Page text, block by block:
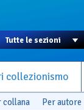
collezionismo
collana Per autore